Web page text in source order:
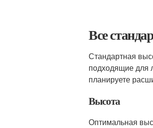
Все
Стандартная
подходящие для
планируете
Высота
Оптимальная